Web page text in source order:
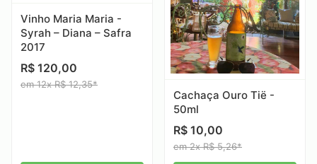
Vinho Maria Maria -
Syrah – Diana – Safra
2017
R$ 120,00
em 12x R$ 12,35*
Cachaça Ouro Tië -
50ml
R$ 10,00
em 2x R$ 5,26*